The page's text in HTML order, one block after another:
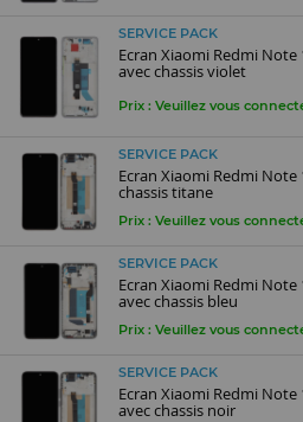
SERVICE PACK
Ecran Xiaomi Redmi Note
avec chassis violet
Prix : Veuillez vous
SERVICE PACK
Ecran Xiaomi Redmi Note
chassis titane
Prix : Veuillez vous
SERVICE PACK
Ecran Xiaomi Redmi Note
avec chassis bleu
Prix : Veuillez vous
SERVICE PACK
Ecran Xiaomi Redmi Note
avec chassis noir